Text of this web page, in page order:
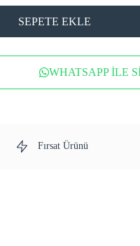
SEPETE EKLE
WHATSAPP İLE
Fırsat Ürünü